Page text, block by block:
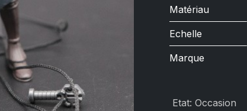
Matériau
Echelle
Marque
Etat: Occasion